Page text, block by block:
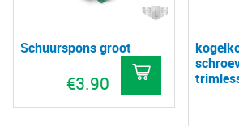
Schuurspons groot
€3.90